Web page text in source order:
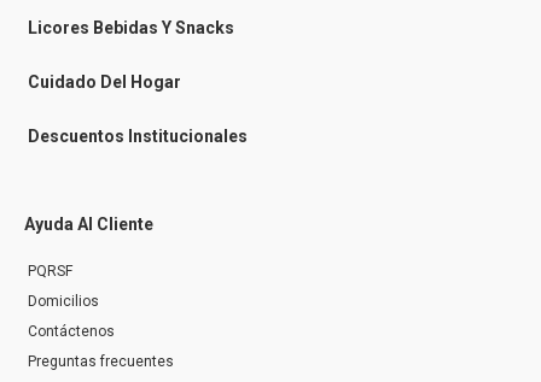
n
g
r
Licores Bebidas Y Snacks
Cuidado Del Hogar
Descuentos Institucionales
Ayuda Al Cliente
PQRSF
Domicilios
Contáctenos
Preguntas frecuentes